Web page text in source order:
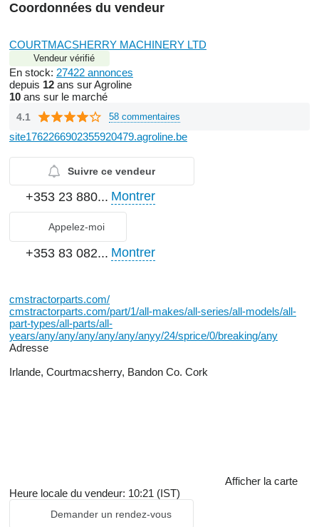
Coordonnées du vendeur
COURTMACSHERRY MACHINERY LTD
Vendeur vérifié
En stock: 27422 annonces
depuis 12 ans sur Agroline
10 ans sur le marché
4.1 58 commentaires
site1762266902355920479.agroline.be
Suivre ce vendeur
+353 23 880... Montrer
Appelez-moi
+353 83 082... Montrer
cmstractorparts.com/
cmstractorparts.com/part/1/all-makes/all-series/all-models/all-
part-types/all-parts/all-
years/any/any/any/any/any/anyy/24/sprice/0/breaking/any
Adresse
Irlande, Courtmacsherry, Bandon Co. Cork
Afficher la carte
Heure locale du vendeur: 10:21 (IST)
Demander un rendez-vous